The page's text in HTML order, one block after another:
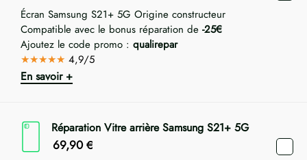
Écran Samsung S21+ 5G Origine constructeur
Compatible avec le bonus réparation de -25€
Ajoutez le code promo : qualirepar
★★★★★ 4,9/5
En savoir +
Réparation Vitre arrière Samsung S21+ 5G
69,90 €